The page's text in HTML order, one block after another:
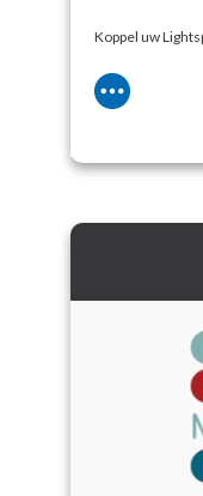
Koppel uw